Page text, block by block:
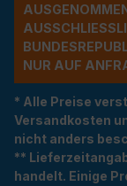
USGENOMMEN
R AUF
* Alle Preise
Versandkosten
nicht anders
**
handelt. Einige